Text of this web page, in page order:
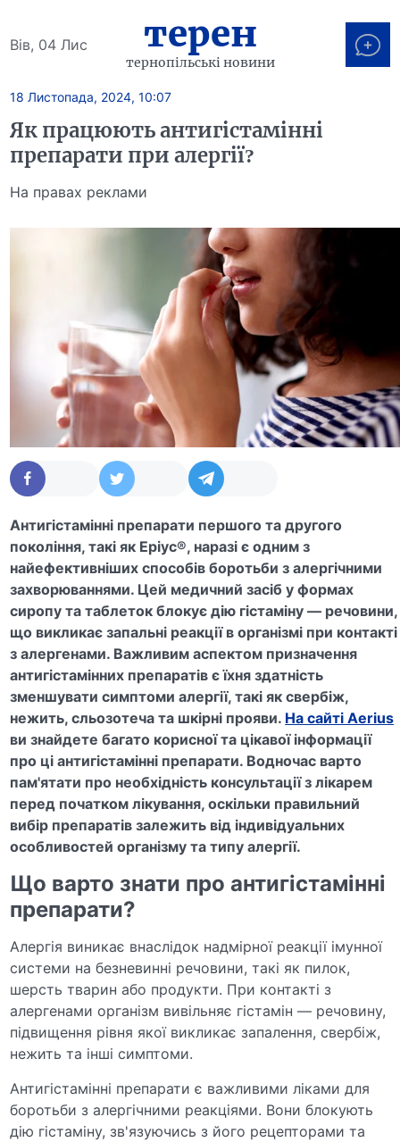
Вів, 04 Лис терен
тернопільські новини
18 Листопада, 2024, 10:07
Як працюють антигістамінні
препарати при алергії?
На правах реклами
Антигістамінні препарати першого та другого
покоління, такі як Еріус®, наразі є одним з
найефективніших способів боротьби з алергічними
захворюваннями. Цей медичний засіб у формах
сиропу та таблеток блокує дію гістаміну — речовини,
що викликає запальні реакції в організмі при контакті
з алергенами. Важливим аспектом призначення
антигістамінних препаратів є їхня здатність
зменшувати симптоми алергії, такі як свербіж,
нежить, сльозотеча та шкірні прояви. На сайті Aerius
ви знайдете багато корисної та цікавої інформації
про ці антигістамінні препарати. Водночас варто
пам'ятати про необхідність консультації з лікарем
перед початком лікування, оскільки правильний
вибір препаратів залежить від індивідуальних
особливостей організму та типу алергії.
Що варто знати про антигістамінні
препарати?
Алергія виникає внаслідок надмірної реакції імунної
системи на безневинні речовини, такі як пилок,
шерсть тварин або продукти. При контакті з
алергенами організм вивільняє гістамін — речовину,
підвищення рівня якої викликає запалення, свербіж,
нежить та інші симптоми.
Антигістамінні препарати є важливими ліками для
боротьби з алергічними реакціями. Вони блокують
дію гістаміну, зв'язуючись з його рецепторами та